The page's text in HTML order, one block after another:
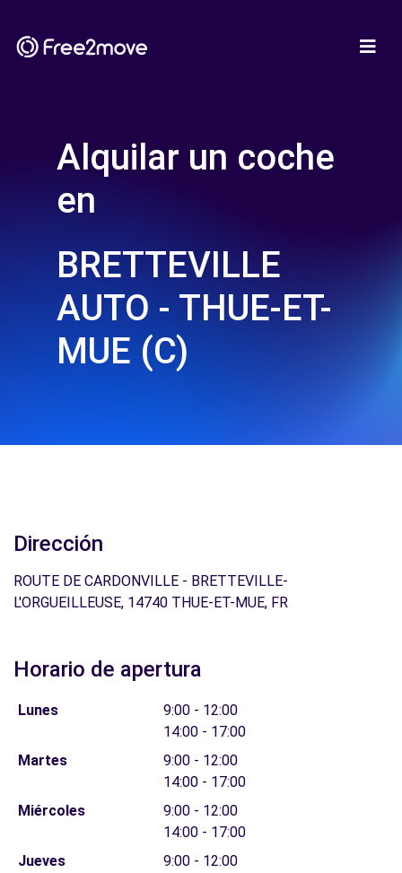
Alquilar un coche
en
BRETTEVILLE
AUTO - THUE-ET-
MUE (C)
Dirección
ROUTE DE CARDONVILLE - BRETTEVILLE-
L'ORGUEILLEUSE, 14740 THUE-ET-MUE, FR
Horario de apertura
Lunes
9:00 - 12:00
14:00 - 17:00
Martes
9:00 - 12:00
14:00 - 17:00
Miércoles
9:00 - 12:00
14:00 - 17:00
Jueves
9:00 - 12:00